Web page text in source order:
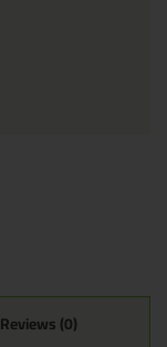
Reviews (0)